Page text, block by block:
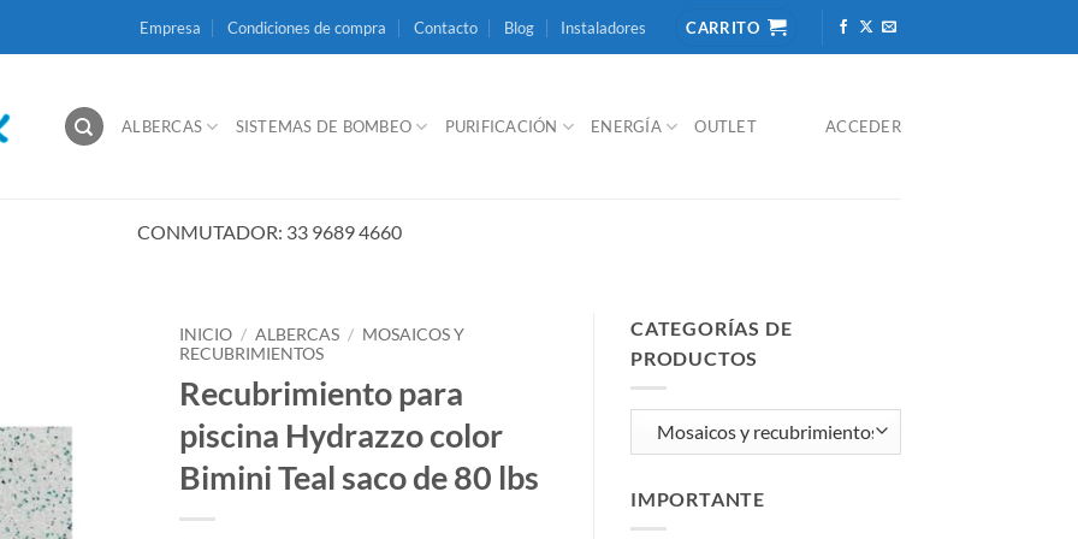
Empresa Condiciones de compra Contacto Blog Instaladores CARRITO
ALBERCAS SISTEMAS DE BOMBEO PURIFICACIÓN ENERGÍA OUTLET ACCEDER
CONMUTADOR: 33 9689 4660
INICIO / ALBERCAS / MOSAICOS Y
RECUBRIMIENTOS
Recubrimiento para
piscina Hydrazzo color
Bimini Teal saco de 80 lbs
CATEGORÍAS DE
PRODUCTOS
IMPORTANTE